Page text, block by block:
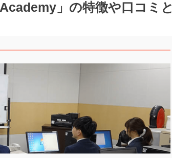
」の特徴や口コミと